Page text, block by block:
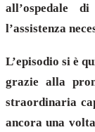
all’ospedale
l’assistenza
L’episodio si è
grazie alla
straordinaria
ancora una